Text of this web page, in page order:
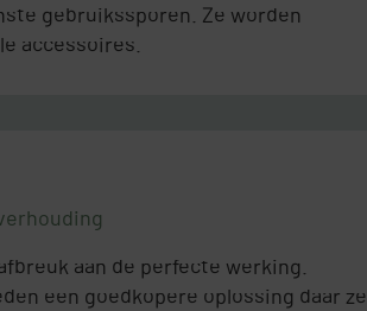
gebruikssporen. Ze worden
accessoires.
aan de perfecte werking.
een goedkopere oplossing daar ze